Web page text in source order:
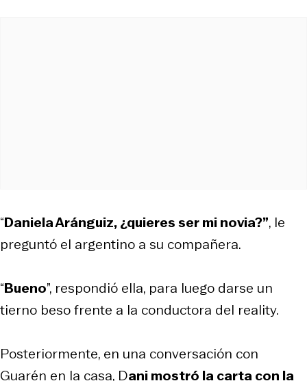
“Daniela Aránguiz, ¿quieres ser mi novia?”, le
preguntó el argentino a su compañera.
“Bueno”, respondió ella, para luego darse un
tierno beso frente a la conductora del reality.
Posteriormente, en una conversación con
Guarén en la casa, Dani mostró la carta con la